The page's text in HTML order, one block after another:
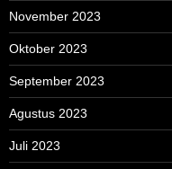
November 2023
Oktober 2023
September 2023
Agustus 2023
Juli 2023